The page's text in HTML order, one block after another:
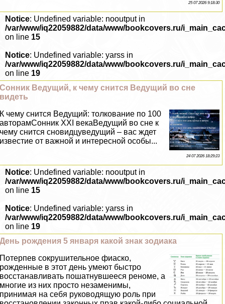
25 07 2026 9:18:30
Notice: Undefined variable: nooutput in
/var/www/iq22059882/data/www/bookcovers.ru/
on line 15
Notice: Undefined variable: yarss in
/var/www/iq22059882/data/www/bookcovers.ru/
on line 19
Сонник Ведущий, к чему снится Ведущий во сне
видеть
К чему снится Ведущий: толкование по 100
авторамСонник XXI векаВедущий во сне к
чему снится сновидцуведущий – вас ждет
известие от важной и интересной особы...
24 07 2026 18:29:23
Notice: Undefined variable: nooutput in
/var/www/iq22059882/data/www/bookcovers.ru/
on line 15
Notice: Undefined variable: yarss in
/var/www/iq22059882/data/www/bookcovers.ru/
on line 19
День рождения 5 января какой знак зодиака
Потерпев сокрушительное фиаско,
рожденные в этот день умеют быстро
восстанавливать пошатнувшееся реноме, а
многие из них просто незаменимы,
принимая на себя руководящую роль при